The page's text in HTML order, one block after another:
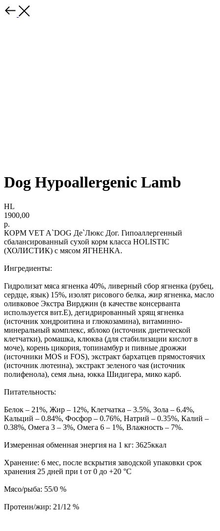
Dog Hypoallergenic Lamb
HL
1900,00
р.
КОРМ VET A`DOG Де`Люкс Дог. Гипоаллергенный
сбалансированный сухой корм класса HOLISTIC
(ХОЛИСТИК) с мясом ЯГНЕНКА.
Ингредиенты:
Гидролизат мяса ягненка 40%, ливерный сбор ягненка (рубец,
сердце, язык) 15%, изолят рисового белка, жир ягненка, масло
оливковое Экстра Вирджин (в качестве консерванта
используется вит.Е), дегидрированный хрящ ягненка
(источник хондроитина и глюкозамина), витаминно-
минеральный комплекс, яблоко (источник диетической
клетчатки), ромашка, клюква (для стабилизации кислот в
моче), корень цикория, топинамбур и пивные дрожжи
(источники MOS и FOS), экстракт бархатцев прямостоячих
(источник лютеина), экстракт зеленого чая (источник
полифенола), семя льна, юкка Шидигера, мико карб.
Питательность:
Белок – 21%, Жир – 12%, Клетчатка – 3.5%, Зола – 6.4%,
Кальций – 0.84%, Фосфор – 0.76%, Натрий – 0.35%, Калий –
0.38%, Омега 3 – 3%, Омега 6 – 1%, Влажность – 7%.
Измеренная обменная энергия на 1 кг: 3625ккал
Хранение: 6 мес, после вскрытия заводской упаковки срок
хранения 25 дней при t от 0 до +20 °C
Мясо/рыба: 55/0 %
Протеин/жир: 21/12 %